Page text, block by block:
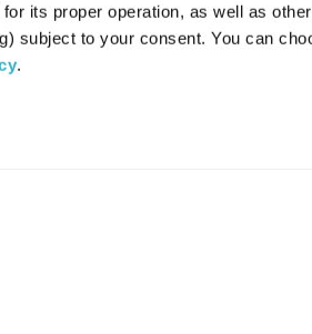
its proper operation, as well as
subject to your consent. You can
.